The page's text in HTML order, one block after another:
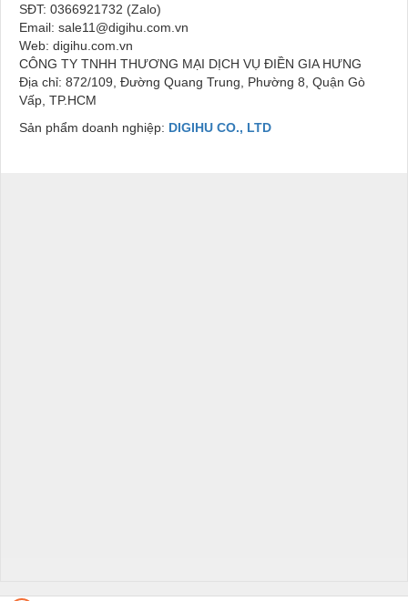
SĐT: 0366921732 (Zalo)
Email: sale11@digihu.com.vn
Web: digihu.com.vn
CÔNG TY TNHH THƯƠNG MẠI DỊCH VỤ ĐIỀN GIA HƯNG
Địa chỉ: 872/109, Đường Quang Trung, Phường 8, Quận Gò
Vấp, TP.HCM
Sản phẩm doanh nghiệp: DIGIHU CO., LTD